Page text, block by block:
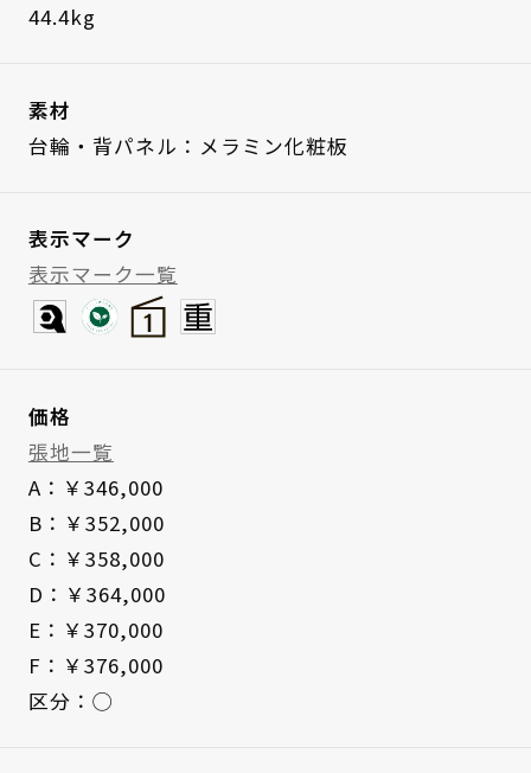
44.4kg
素材
台輪・背パネル：メラミン化粧板
表示マーク
表示マーク一覧
価格
張地一覧
A：￥346,000
B：￥352,000
C：￥358,000
D：￥364,000
E：￥370,000
F：￥376,000
区分：◯